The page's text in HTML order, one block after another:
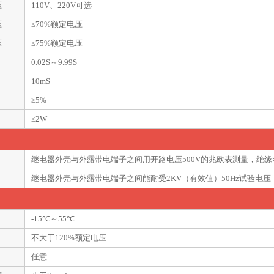
110V、220V可选
≤70%额定电压
≤75%额定电压
0.02S～9.99S
10mS
≥5%
≤2W
继电器外壳与外露带电端子之间用开路电压500V的兆欧表测量，绝
继电器外壳与外露带电端子之间能耐受2KV（有效值）50Hz试验电
-15℃～55℃
不大于120%额定电压
任意